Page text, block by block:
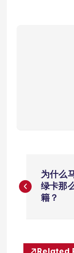
章
航
为什么
绿卡那
籍？
Related